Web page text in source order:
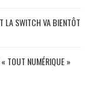
LA SWITCH VA BIENTÔT
TOUT NUMÉRIQUE »